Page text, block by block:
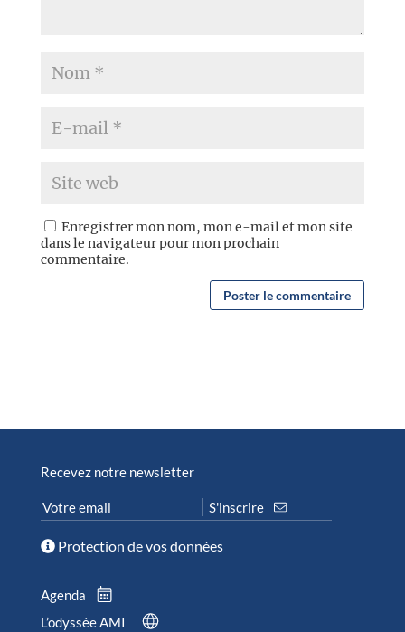
Enregistrer mon nom, mon e-mail et mon site
dans le navigateur pour mon prochain
commentaire.
Recevez notre newsletter
Protection de vos données
Agenda
L’odyssée AMI